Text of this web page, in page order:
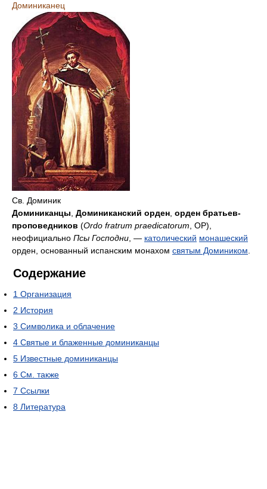
Доминиканец
Св. Доминик
Доминиканцы Доминиканский орден орден братьев-
проповедников (Ordo fratrum praedicatorum , OP),
неофициально Псы Господни , — католический монашеский
орден, основанный испанским монахом святым Домиником
Содержание
1 Организация
2 История
3 Символика и облачение
4 Святые и блаженные доминиканцы
5 Известные доминиканцы
6 См. также
7 Ссылки
8 Литература